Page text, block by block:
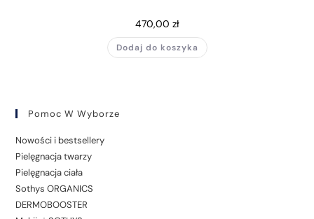
470,00 zł
Dodaj do koszyka
Pomoc W Wyborze
Nowości i bestsellery
Pielęgnacja twarzy
Pielęgnacja ciała
Sothys ORGANICS
DERMOBOOSTER